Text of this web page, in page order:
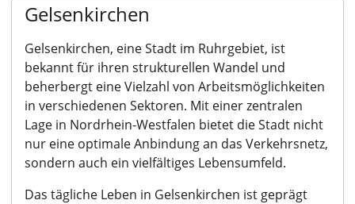
Gelsenkirchen
Gelsenkirchen, eine Stadt im Ruhrgebiet, ist
bekannt für ihren strukturellen Wandel und
beherbergt eine Vielzahl von Arbeitsmöglichkeiten
in verschiedenen Sektoren. Mit einer zentralen
Lage in Nordrhein-Westfalen bietet die Stadt nicht
nur eine optimale Anbindung an das Verkehrsnetz,
sondern auch ein vielfältiges Lebensumfeld.
Das tägliche Leben in Gelsenkirchen ist geprägt